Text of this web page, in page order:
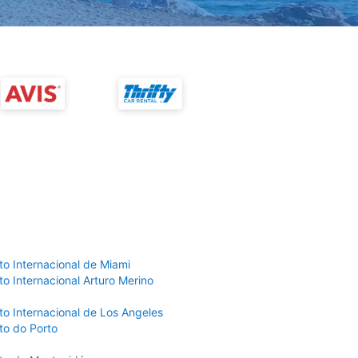
Internacional de Miami
Internacional Arturo Merino
Internacional de Los Angeles
do Porto